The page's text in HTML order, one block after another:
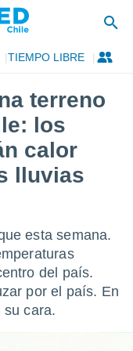
TIEMPO LIBRE
terreno
los
calor
lluvias
esta semana.
del país.
por el país. En
su cara.